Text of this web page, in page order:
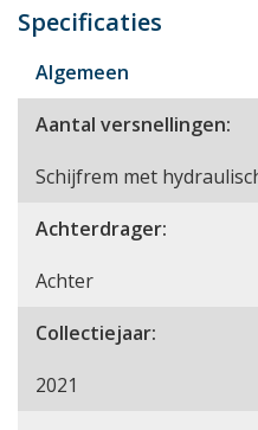
Specificaties
Algemeen
Aantal versnellingen:
Schijfrem met
Achterdrager:
Achter
Collectiejaar:
2021